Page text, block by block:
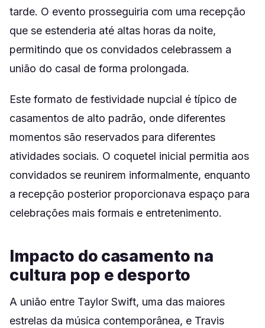
tarde. O evento prosseguiria com uma recepção
que se estenderia até altas horas da noite,
permitindo que os convidados celebrassem a
união do casal de forma prolongada.
Este formato de festividade nupcial é típico de
casamentos de alto padrão, onde diferentes
momentos são reservados para diferentes
atividades sociais. O coquetel inicial permitia aos
convidados se reunirem informalmente, enquanto
a recepção posterior proporcionava espaço para
celebrações mais formais e entretenimento.
Impacto do casamento na
cultura pop e desporto
A união entre Taylor Swift, uma das maiores
estrelas da música contemporânea, e Travis